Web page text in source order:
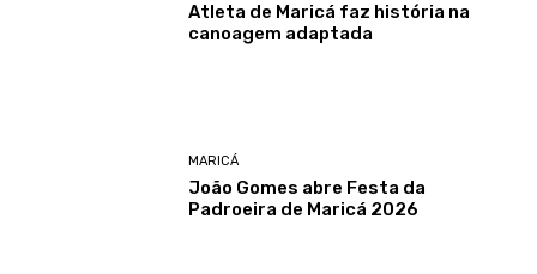
Atleta de Maricá faz história na
canoagem adaptada
MARICÁ
João Gomes abre Festa da
Padroeira de Maricá 2026